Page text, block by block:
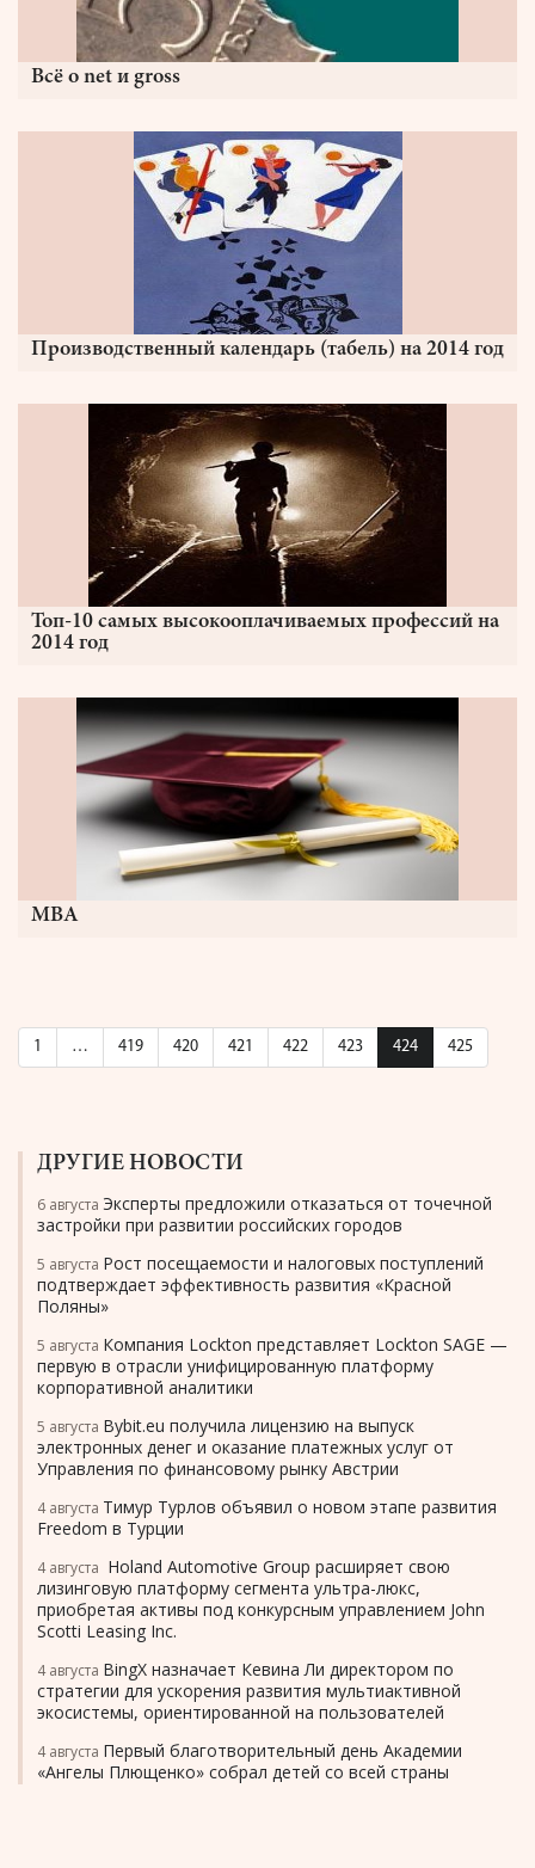
Всё о net и gross
Производственный календарь (табель) на 2014 год
Топ-10 самых высокооплачиваемых профессий на
2014 год
МВА
1 … 419 420 421 422 423 424 425
ДРУГИЕ НОВОСТИ
6 августа Эксперты предложили отказаться от точечной
застройки при развитии российских городов
5 августа Рост посещаемости и налоговых поступлений
подтверждает эффективность развития «Красной
Поляны»
5 августа Компания Lockton представляет Lockton SAGE —
первую в отрасли унифицированную платформу
корпоративной аналитики
5 августа Bybit.eu получила лицензию на выпуск
электронных денег и оказание платежных услуг от
Управления по финансовому рынку Австрии
4 августа Тимур Турлов объявил о новом этапе развития
Freedom в Турции
4 августа Holand Automotive Group расширяет свою
лизинговую платформу сегмента ультра-люкс,
приобретая активы под конкурсным управлением John
Scotti Leasing Inc.
4 августа BingX назначает Кевина Ли директором по
стратегии для ускорения развития мультиактивной
экосистемы, ориентированной на пользователей
4 августа Первый благотворительный день Академии
«Ангелы Плющенко» собрал детей со всей страны